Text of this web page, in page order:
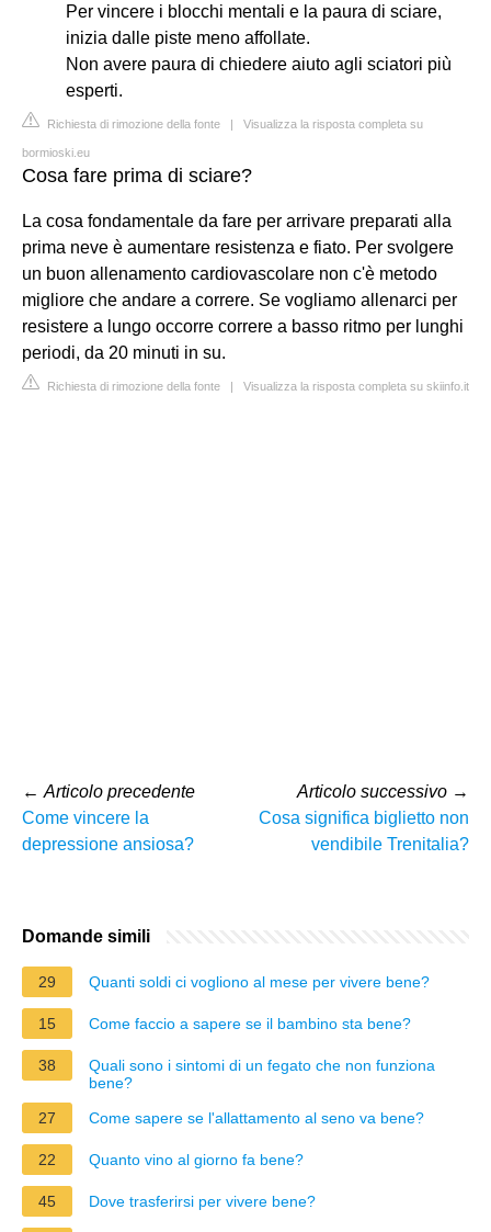
Per vincere i blocchi mentali e la paura di sciare,
inizia dalle piste meno affollate.
Non avere paura di chiedere aiuto agli sciatori più
esperti.
Richiesta di rimozione della fonte | Visualizza la risposta completa su
bormioski.eu
Cosa fare prima di sciare?
La cosa fondamentale da fare per arrivare preparati alla
prima neve è aumentare resistenza e fiato. Per svolgere
un buon allenamento cardiovascolare non c'è metodo
migliore che andare a correre. Se vogliamo allenarci per
resistere a lungo occorre correre a basso ritmo per lunghi
periodi, da 20 minuti in su.
Richiesta di rimozione della fonte | Visualizza la risposta completa su skiinfo.it
← Articolo precedente
Come vincere la
depressione ansiosa?
Articolo successivo →
Cosa significa biglietto non
vendibile Trenitalia?
Domande simili
29 Quanti soldi ci vogliono al mese per vivere bene?
15 Come faccio a sapere se il bambino sta bene?
38
Quali sono i sintomi di un fegato che non funziona
bene?
27
Come sapere se l'allattamento al seno va bene?
22 Quanto vino al giorno fa bene?
45 Dove trasferirsi per vivere bene?